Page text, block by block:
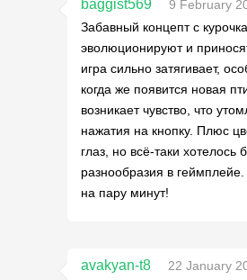
baggist569
9 February
Забавный концепт с
эволюционируют и
игра сильно затягивает,
когда же появится новая
возникает чувство, что
нажатия на кнопку. Плюс
глаз, но всё-таки хотелось
разнообразия в
на пару минут!
avakyan-t8
22 January